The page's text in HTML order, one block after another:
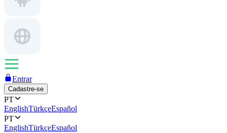
Entrar
Cadastre-se
PT
EnglishTürkçeEspañol
PT
EnglishTürkçeEspañol